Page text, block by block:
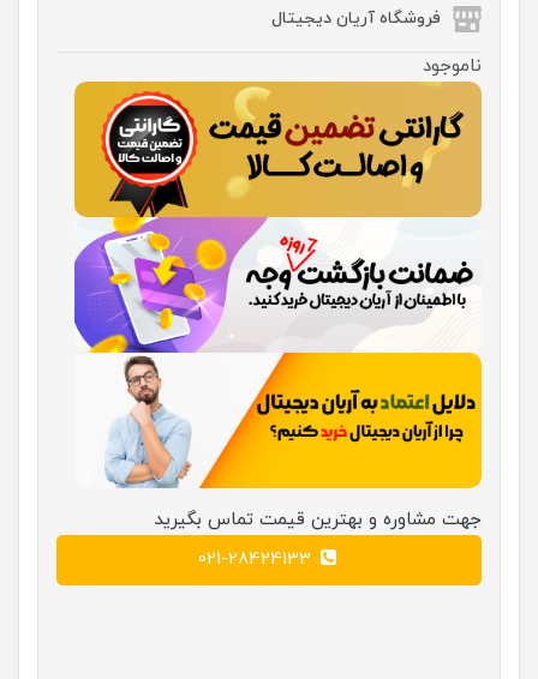
فروشگاه آریان دیجیتال
ناموجود
جهت مشاوره و بهترین قیمت تماس بگیرید